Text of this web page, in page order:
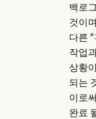
백로
것이
다른
작업
상황
되는
이로
완료